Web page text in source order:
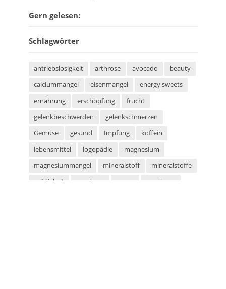
Gern gelesen:
Schlagwörter
antriebslosigkeit arthrose avocado
beauty
calciummangel
eisenmangel
energy sweets
ernährung
erschöpfung
frucht
gelenkbeschwerden
gelenkschmerzen
Gemüse
gesund Impfung
koffein
lebensmittel
logopädie
magnesium
magnesiummangel
mineralstoff
mineralstoffe
müdigkeit
parabene
saunieren